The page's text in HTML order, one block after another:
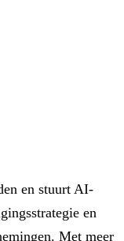
en stuurt AI-
en
Met meer